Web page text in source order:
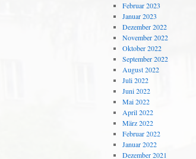
Februar 2023
Januar 2023
Dezember 2022
November 2022
Oktober 2022
September 2022
August 2022
Juli 2022
Juni 2022
Mai 2022
April 2022
März 2022
Februar 2022
Januar 2022
Dezember 2021